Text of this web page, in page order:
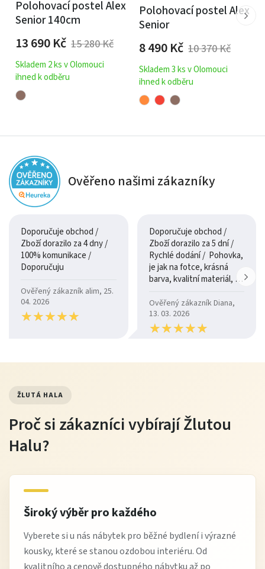
Polohovací postel Alex
Senior 140cm
13 690Kč 15 280Kč
Skladem 2 ks v Olomouci
ihned k odběru
Polohovací postel Alex
Senior
8 490Kč 10 370Kč
Skladem 3 ks v Olomouci
ihned k odběru
Ověřeno našimi zákazníky
Doporučuje obchod /
Zboží dorazilo za 4 dny /
100% komunikace /
Doporučuju
Ověřený zákazník alim, 25.
04. 2026
★★★★★
★★★★★
Doporučuje obchod /
Zboží dorazilo za 5 dní /
Rychlé dodání / Pohovka,
je jak na fotce, krásná
barva, kvalitní materiál, a
Ověřený zákazník Diana,
13. 03. 2026
★★★★★
★★★★★
ŽLUTÁ HALA
Proč si zákazníci vybírají Žlutou
Halu?
Široký výběr pro každého
Vyberete si u nás nábytek pro běžné bydlení i výrazné
kousky, které se stanou ozdobou interiéru. Od